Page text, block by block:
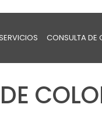
CONSULTA DE
DE